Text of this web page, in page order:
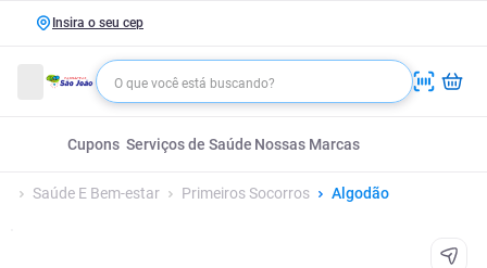
Insira o seu cep
Cupons Serviços de Saúde Nossas Marcas
Saúde E Bem-estar Primeiros Socorros Algodão